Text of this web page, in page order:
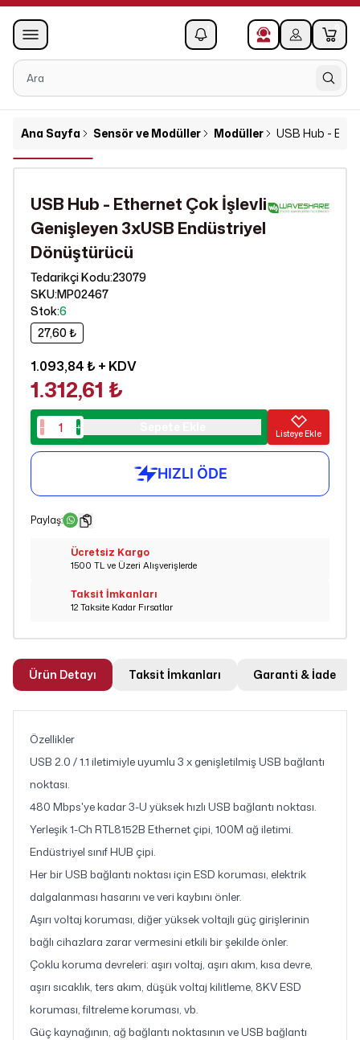
0
Ana Sayfa Sensör ve Modüller Modüller USB Hub -
USB Hub - Ethernet Çok İşlevli
Genişleyen 3xUSB Endüstriyel
Dönüştürücü
Tedarikçi Kodu:23079
SKU:MP02467
Stok:6
27,60 ₺
1.093,84 ₺+ KDV
1.312,61 ₺
Listeye Ekle
Paylaş:
Ücretsiz Kargo
1500 TL ve Üzeri Alışverişlerde
Taksit İmkanları
12 Taksite Kadar Fırsatlar
Ürün Detayı Taksit İmkanları Garanti & İade
Özellikler
USB 2.0 / 1.1 iletimiyle uyumlu 3 x genişletilmiş USB bağlantı
noktası.
480 Mbps'ye kadar 3-U yüksek hızlı USB bağlantı noktası.
Yerleşik 1-Ch RTL8152B Ethernet çipi, 100M ağ iletimi.
Endüstriyel sınıf HUB çipi.
Her bir USB bağlantı noktası için ESD koruması, elektrik
dalgalanması hasarını ve veri kaybını önler.
Aşırı voltaj koruması, diğer yüksek voltajlı güç girişlerinin
bağlı cihazlara zarar vermesini etkili bir şekilde önler.
Çoklu koruma devreleri: aşırı voltaj, aşırı akım, kısa devre,
aşırı sıcaklık, ters akım, düşük voltaj kilitleme, 8KV ESD
koruması, filtreleme koruması, vb.
Güç kaynağının, ağ bağlantı noktasının ve USB bağlantı